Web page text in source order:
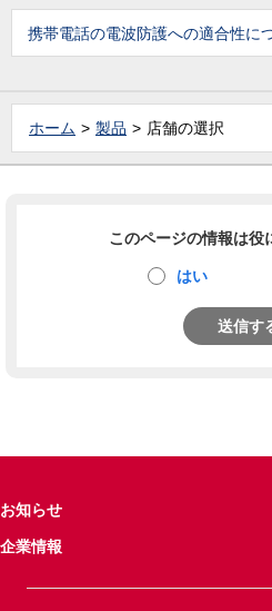
携帯電話の電波防護への適合性に
ホーム 製品 店舗の選択
このページの情報は役
はい
送信す
お知らせ
企業情報